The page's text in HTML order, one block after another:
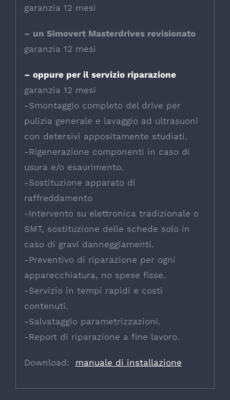
garanzia 12 mesi
– un Simovert Masterdrives revisionato
garanzia 12 mesi
– oppure per il servizio riparazione
garanzia 12 mesi
-Smontaggio completo del drive per
pulizia generale e lavaggio ad ultrasuoni
con detersivi appositamente studiati.
-Rigenerazione componenti in caso di
usura e/o esaurimento.
-Sostituzione apparato di
raffreddamento
-Intervento su elettronica tradizionale o
SMT, sostituzione delle schede solo in
caso di gravi danneggiamenti.
-Preventivo di riparazione per ogni
apparecchiatura, no spese fisse.
-Servizio in tempi rapidi e costi
contenuti.
-Salvataggio parametrizzazioni.
-Report di riparazione a fine lavoro.
Download: manuale di installazione